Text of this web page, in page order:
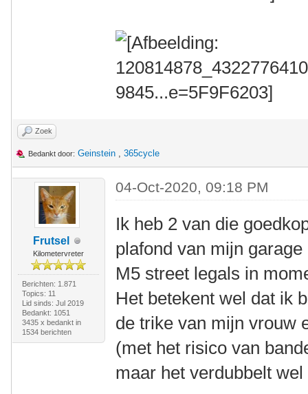
Zoek
Bedankt door: Geinstein , 365cycle
Frutsel
Kilometervreter
Berichten: 1.871
Topics: 11
Lid sinds: Jul 2019
Bedankt: 1051
3435 x bedankt in
1534 berichten
04-Oct-2020, 09:18 PM
Ik heb 2 van die
plafond van mijn
M5 street legals in
Het betekent wel dat ik
de trike van mijn vrouw
(met het risico van
maar het verdubbelt